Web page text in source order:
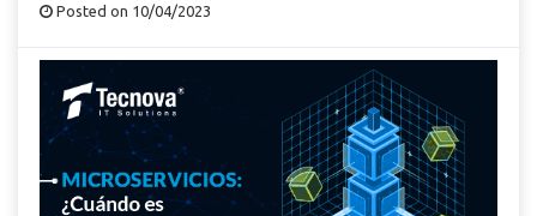
Posted on 10/04/2023